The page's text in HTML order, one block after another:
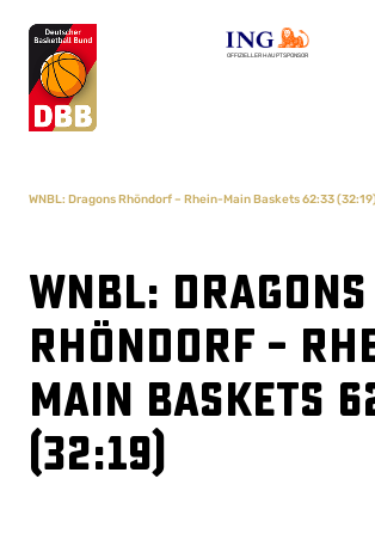
OFFIZIELLER HAUPTSPONSOR
WNBL: Dragons Rhöndorf – Rhein-Main Baskets 62:33 (32:19)
WNBL: Dragons
Rhöndorf –
Main Baskets
(32:19)